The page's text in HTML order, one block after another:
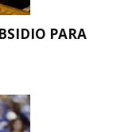
PARA